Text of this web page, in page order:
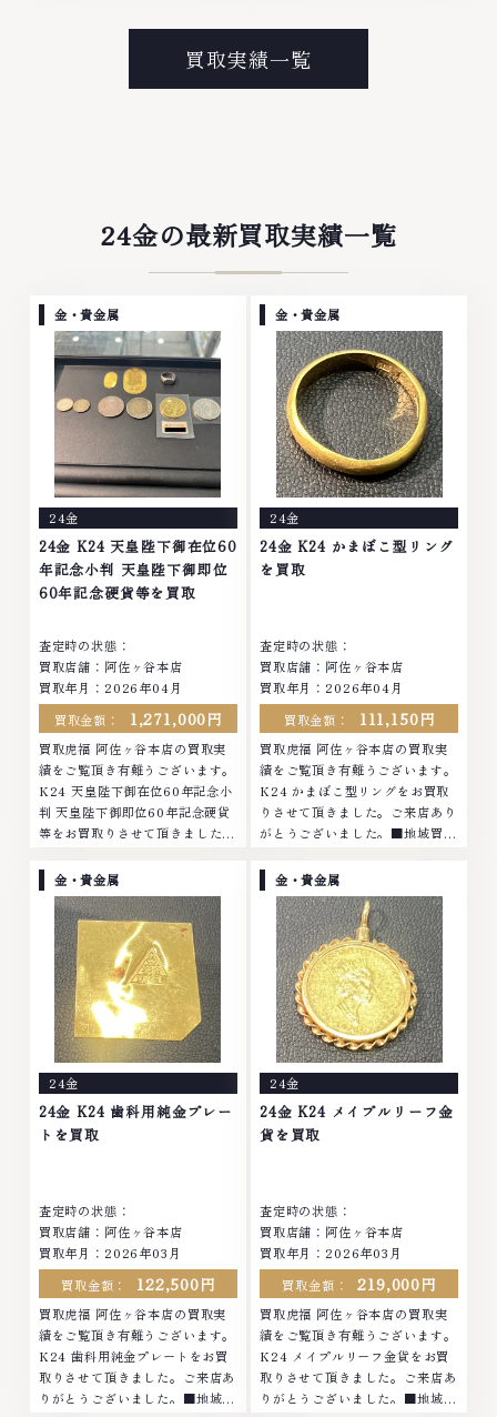
ら、お任せくださいなかでも金・
プラチナ等のアクセサリー・貴金
属・宝石・ダイヤモンド・ジュエ
リーや ブランド品・時計等は特
ており、他店ではお値段の付かな
かったお品物でも、一点一点丁寧
959-764営業時間: 10:00～
19:00定休日: 年中無休
ブランド衣類 お酒買取りのこと
なら、お任せくださいなかでも
金・プラチナ等のアクセサリー・
貴金属・宝石・ダイヤモンド・ジ
計、多くのお品物の高価買取りを
実現しており、他店ではお値段の
軽にご連絡ください。TEL:
0120-959-764営業時間: 10:00
～19:00定休日: 年中無休
買取実績一覧
24金の最新買取実績一覧
金・貴金属
24金
24金 K24 天皇陛下御在位60
年記念小判 天皇陛下御即位
60年記念硬貨等を買取
査定時の状態：
買取店舗：阿佐ヶ谷本店
買取年月：2026年04月
買取金額：
1,271,000円
買取虎福 阿佐ヶ谷本店の買取実
績をご覧頂き有難うございます。
K24 天皇陛下御在位60年記念小
判 天皇陛下御即位60年記念硬貨
等をお買取りさせて頂きました。
■地域買取No.1へ挑戦金 プラチ
ナ ダイヤモンド ブランド品 ブラ
ンド衣類 お酒買取りのことな
ら、お任せくださいなかでも金・
プラチナ等のアクセサリー・貴金
属・宝石・ダイヤモンド・ジュエ
リーや ブランド品・時計等は特
に自信を持って、高額査定を実現
しております。 古くて使わなく
なってしまったアクセサリー、動
かなくなってしまった腕時計、多
くのお品物の高価買取りを実現し
ており、他店ではお値段の付かな
959-764営業時間: 10:00～
19:00定休日: 年中無休
金・貴金属
24金
24金 K24 かまぼこ型リング
を買取
査定時の状態：
買取店舗：阿佐ヶ谷本店
買取年月：2026年04月
買取金額：
111,150円
買取虎福 阿佐ヶ谷本店の買取実
績をご覧頂き有難うございます。
K24 かまぼこ型リングをお買取
りさせて頂きました。ご来店あり
がとうございました。■地域買取
ンド ブランド品 ブランド衣類 お
酒買取りのことなら、お任せくだ
さいなかでも金・プラチナ等のア
クセサリー・貴金属・宝石・ダイ
ヤモンド・ジュエリーや ブラン
ド品・時計等は特に自信を持っ
て、高額査定を実現しておりま
す。 古くて使わなくなってしま
ったアクセサリー、動かなくなっ
てしまった腕時計、多くのお品物
の高価買取りを実現しており、他
店ではお値段の付かなかったお品
物でも、一点一点丁寧に無料で査
無休
金・貴金属
24金
24金 K24 歯科用純金プレー
トを買取
査定時の状態：
買取店舗：阿佐ヶ谷本店
買取年月：2026年03月
買取金額：
122,500円
買取虎福 阿佐ヶ谷本店の買取実
績をご覧頂き有難うございます。
K24 歯科用純金プレートをお買
取りさせて頂きました。ご来店あ
りがとうございました。■地域買
金・貴金属
24金
24金 K24 メイプルリーフ金
貨を買取
査定時の状態：
買取店舗：阿佐ヶ谷本店
買取年月：2026年03月
買取金額：
219,000円
買取虎福 阿佐ヶ谷本店の買取実
績をご覧頂き有難うございます。
K24 メイプルリーフ金貨をお買
取りさせて頂きました。ご来店あ
りがとうございました。■地域買